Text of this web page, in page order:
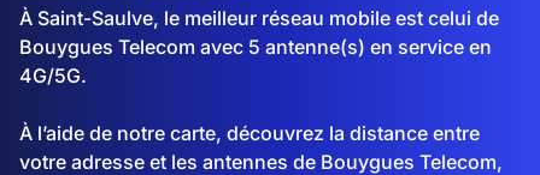
À Saint-Saulve, le meilleur réseau mobile est celui de
Bouygues Telecom avec 5 antenne(s) en service en
4G/5G.
À l’aide de notre carte, découvrez la distance entre
votre adresse et les antennes de Bouygues Telecom,